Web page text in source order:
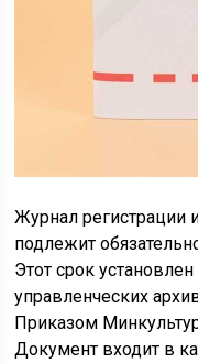
Журнал регистрации
подлежит
Этот срок
управленческих
Приказом
Документ входит в